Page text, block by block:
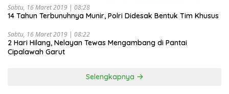
Sabtu, 16 Maret 2019 | 08:28
14 Tahun Terbunuhnya Munir, Polri Didesak Bentuk Tim Khusus
Sabtu, 16 Maret 2019 | 08:22
2 Hari Hilang, Nelayan Tewas Mengambang di Pantai
Cipalawah Garut
Selengkapnya